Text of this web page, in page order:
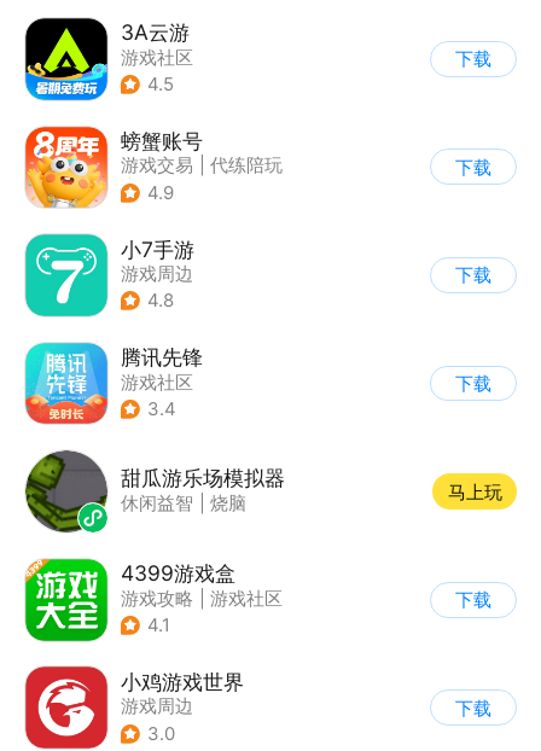
3A云游
游戏社区
4.5
下载
螃蟹账号
游戏交易
代练陪玩
| 游戏社区
4.9
下载
小7手游
游戏周边
4.8
下载
腾讯先锋
游戏社区
3.4
下载
甜瓜游乐场模拟器
休闲益智 烧脑
马上玩
4399游戏盒
游戏攻略
游戏社区
4.1
下载
小鸡游戏世界
游戏周边
3.0
下载